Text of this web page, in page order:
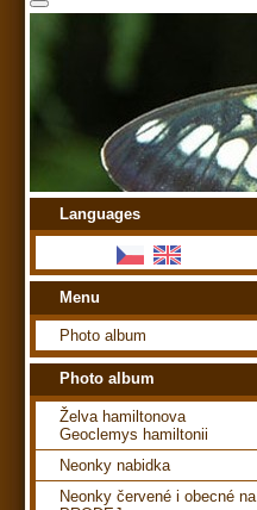
Languages
Menu
Photo album
Photo album
Želva hamiltonova
Geoclemys hamiltonii
Neonky nabidka
Neonky červené i obecné na